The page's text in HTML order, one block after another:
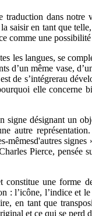
dans
saisir en tant que
comme une
les langues, se
d’un même vase,
s’intégrerau
elle concerne
désignant un
autre
Pierce, pensée
une
: l’icône, l’indice et
en tant que
et ce qui se perd